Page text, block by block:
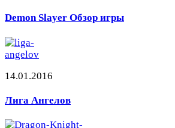
Demon Slayer Обзор игры
14.01.2016
Лига Ангелов